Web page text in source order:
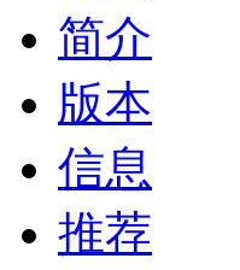
简介
版本
信息
推荐